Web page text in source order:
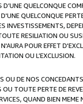
QUELCONQUE
QUELCONQUE
INVESTISSEMENTS,
RESILIATION OU
POUR EFFET
OU L’EXCLUSION.
OU DE NOS
OU TOUTE PERTE DE
QUAND BIEN